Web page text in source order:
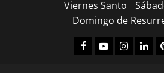
Viernes Santo
Domingo de
Facebook
YoutubeInstagram